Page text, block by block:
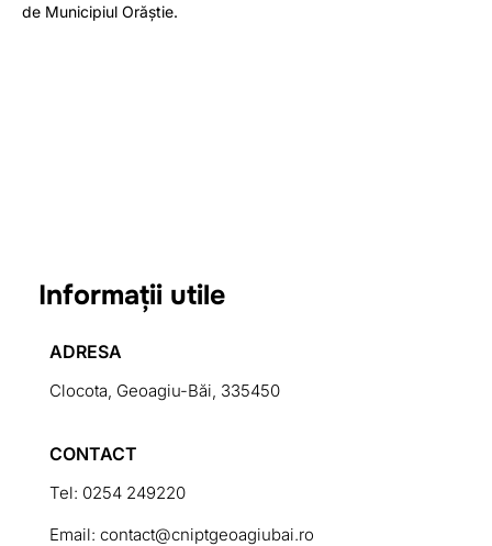
de Municipiul Orăștie.
Informații utile
ADRESA
Clocota, Geoagiu-Băi, 335450
CONTACT
Tel: 0254 249220
Email: contact@cniptgeoagiubai.ro